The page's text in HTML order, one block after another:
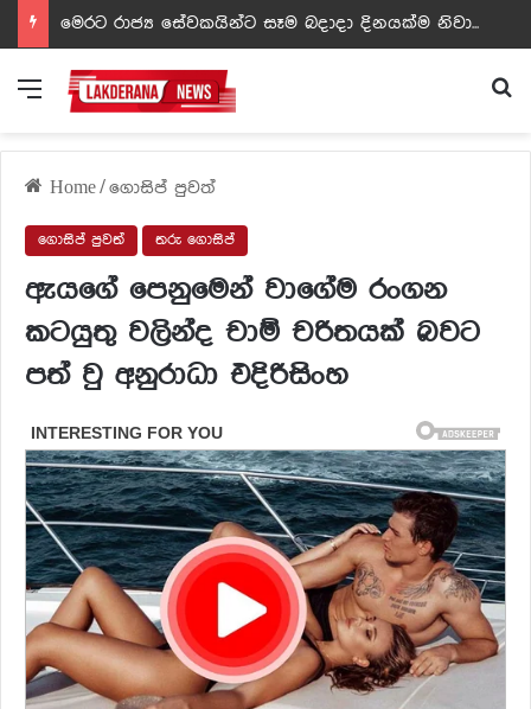
ඩඩ්ලිට දෙවෙනි නොවූ රත්න සහල් අධිපති..- PHOTOS
Menu
Home/ගොසිප් පුවත්
ගොසිප් පුවත් තරු ගොසිප්
ඇයගේ පෙනුමෙන් වාගේම රංගන
කටයුතු වලින්ද චාම් චරිතයක් බවට
පත් වු අනුරාධා එදිරිසිංහ